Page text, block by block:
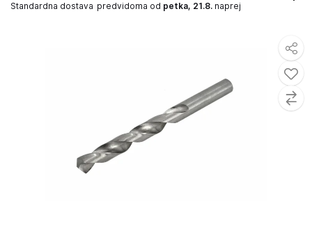
Standardna dostava predvidoma od petka, 21.8. naprej